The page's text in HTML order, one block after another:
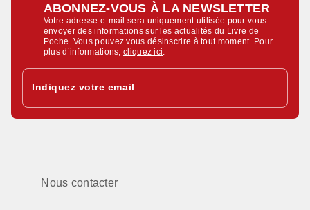
ABONNEZ-VOUS À LA NEWSLETTER
Votre adresse e-mail sera uniquement utilisée pour vous
envoyer des informations sur les actualités du Livre de
Poche. Vous pouvez vous désinscrire à tout moment. Pour
plus d’informations,cliquez ici
Indiquez votre email
Nous contacter